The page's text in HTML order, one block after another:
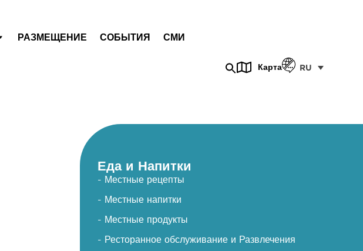
РАЗМЕЩЕНИЕ СОБЫТИЯ СМИ
Карта RU
Еда и Напитки
- Местные рецепты
- Местные напитки
- Местные продукты
- Ресторанное обслуживание и Развлечения